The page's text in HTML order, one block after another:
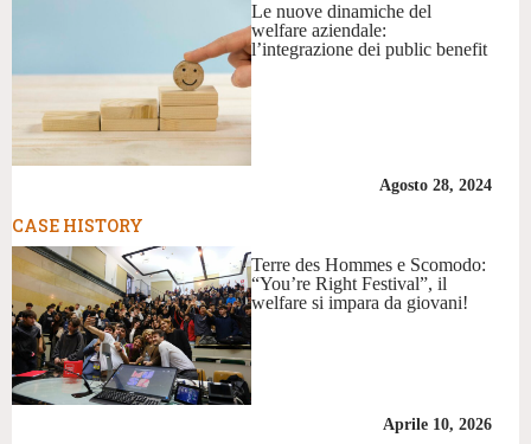
Le nuove dinamiche del
welfare aziendale:
l’integrazione dei public benefit
Agosto 28, 2024
CASE HISTORY
Terre des Hommes e Scomodo:
“You’re Right Festival”, il
welfare si impara da giovani!
Aprile 10, 2026